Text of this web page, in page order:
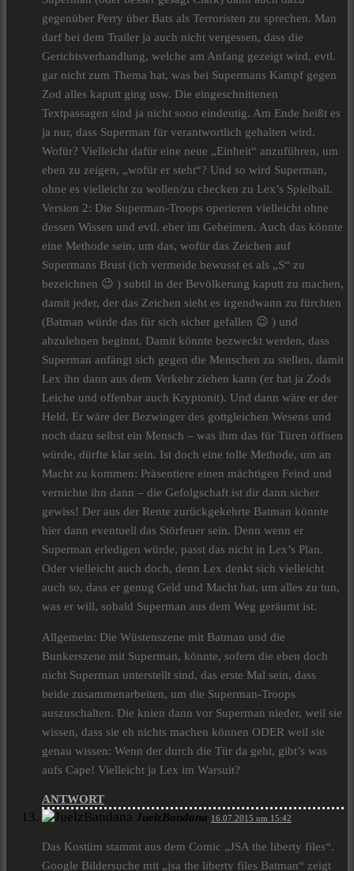
gegenüber Perry über Bats als Terroristen zu sprechen. Man
darf bei dem Trailer ja auch nicht vergessen, dass die
Gerichtsverhandlung, welche am Anfang gezeigt wird, evtl.
gar nicht zum Thema hat, was bei Supermans Kampf gegen
Zod alles kaputt ging usw. Die eingeschnittenen
Textpassagen sind ja nicht sooo eindeutig. Am Ende heißt es
ja nur, dass Superman für verantwortlich gehalten wird.
Wofür? Vielleicht dafür eine neue „Einheit“ anzuführen, um
eben zu zeigen, „wofür er steht“? Und so wird Superman,
ohne es vielleicht zu wollen/zu checken zu Lex’s Spielball.
Version 2: Die Superman-Troops operieren vielleicht ohne
dessen Wissen und evtl. eher im Geheimen. Auch das könnte
eine Methode sein, um das, wofür das Zeichen auf
Supermans Brust (ich vermeide bewusst es als „S“ zu
bezeichnen 😉 ) subtil in der Bevölkerung kaputt zu machen,
damit jeder, der das Zeichen sieht es irgendwann zu fürchten
(Batman würde das für sich sicher gefallen 😉 ) und
abzulehnen beginnt. Damit könnte bezweckt werden, dass
Superman anfängt sich gegen die Menschen zu stellen, damit
Lex ihn dann aus dem Verkehr ziehen kann (er hat ja Zods
Leiche und offenbar auch Kryptonit). Und dann wäre er der
Held. Er wäre der Bezwinger des gottgleichen Wesens und
noch dazu selbst ein Mensch – was ihm das für Türen öffnen
würde, dürfte klar sein. Ist doch eine tolle Methode, um an
Macht zu kommen: Präsentiere einen mächtigen Feind und
vernichte ihn dann – die Gefolgschaft ist dir dann sicher
gewiss! Der aus der Rente zurückgekehrte Batman könnte
hier dann eventuell das Störfeuer sein. Denn wenn er
Superman erledigen würde, passt das nicht in Lex’s Plan.
Oder vielleicht auch doch, denn Lex denkt sich vielleicht
auch so, dass er genug Geld und Macht hat, um alles zu tun,
was er will, sobald Superman aus dem Weg geräumt ist.
Allgemein: Die Wüstenszene mit Batman und die
Bunkerszene mit Superman, könnte, sofern die eben doch
nicht Superman unterstellt sind, das erste Mal sein, dass
beide zusammenarbeiten, um die Superman-Troops
auszuschalten. Die knien dann vor Superman nieder, weil sie
wissen, dass sie eh nichts machen können ODER weil sie
genau wissen: Wenn der durch die Tür da geht, gibt’s was
aufs Cape! Vielleicht ja Lex im Warsuit?
ANTWORT
JuelzBandana 16.07.2015 um 15:42
Das Kostüm stammt aus dem Comic „JSA the liberty files“.
Google Bildersuche mit „jsa the liberty files Batman“ zeigt